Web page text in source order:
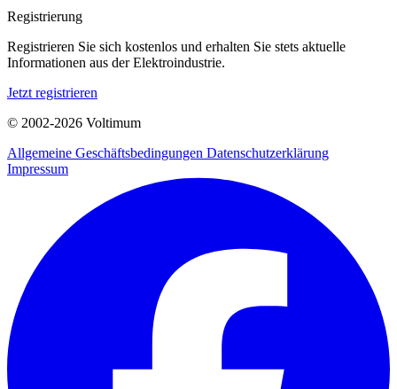
Registrierung
Registrieren Sie sich kostenlos und erhalten Sie stets aktuelle
Informationen aus der Elektroindustrie.
Jetzt registrieren
© 2002-2026 Voltimum
Allgemeine Geschäftsbedingungen Datenschutzerklärung
Impressum